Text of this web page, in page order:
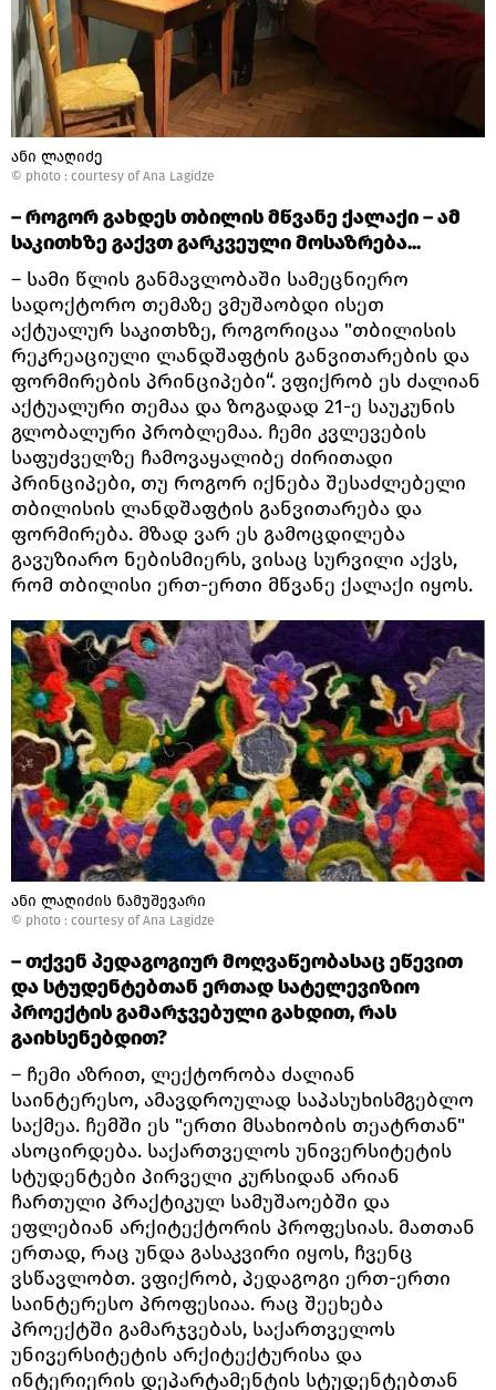
ანი ლაღიძე
© photo : courtesy of Ana Lagidze
– როგორ გახდეს თბილის მწვანე ქალაქი – ამ
საკითხზე გაქვთ გარკვეული მოსაზრება...
– სამი წლის განმავლობაში სამეცნიერო
სადოქტორო თემაზე ვმუშაობდი ისეთ
აქტუალურ საკითხზე, როგორიცაა "თბილისის
რეკრეაციული ლანდშაფტის განვითარების და
ფორმირების პრინციპები“. ვფიქრობ ეს ძალიან
აქტუალური თემაა და ზოგადად 21-ე საუკუნის
გლობალური პრობლემაა. ჩემი კვლევების
საფუძველზე ჩამოვაყალიბე ძირითადი
პრინციპები, თუ როგორ იქნება შესაძლებელი
თბილისის ლანდშაფტის განვითარება და
ფორმირება. მზად ვარ ეს გამოცდილება
გავუზიარო ნებისმიერს, ვისაც სურვილი აქვს,
რომ თბილისი ერთ-ერთი მწვანე ქალაქი იყოს.
ანი ლაღიძის ნამუშევარი
© photo : courtesy of Ana Lagidze
– თქვენ პედაგოგიურ მოღვაწეობასაც ეწევით
და სტუდენტებთან ერთად სატელევიზიო
პროექტის გამარჯვებული გახდით, რას
გაიხსენებდით?
– ჩემი აზრით, ლექტორობა ძალიან
საინტერესო, ამავდროულად საპასუხისმგებლო
საქმეა. ჩემში ეს "ერთი მსახიობის თეატრთან"
ასოცირდება. საქართველოს უნივერსიტეტის
სტუდენტები პირველი კურსიდან არიან
ჩართული პრაქტიკულ სამუშაოებში და
ეფლებიან არქიტექტორის პროფესიას. მათთან
ერთად, რაც უნდა გასაკვირი იყოს, ჩვენც
ვსწავლობთ. ვფიქრობ, პედაგოგი ერთ-ერთი
საინტერესო პროფესიაა. რაც შეეხება
პროექტში გამარჯვებას, საქართველოს
უნივერსიტეტის არქიტექტურისა და
ინტერიერის დეპარტამენტის სტუდენტებთან